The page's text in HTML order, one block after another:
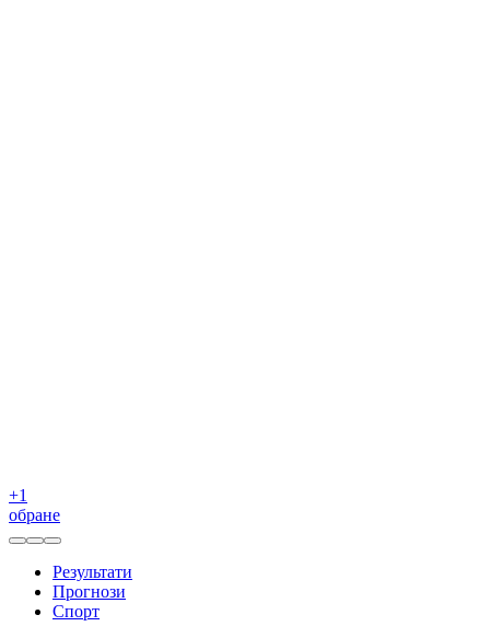
+1
обране
Результати
Прогнози
Спорт